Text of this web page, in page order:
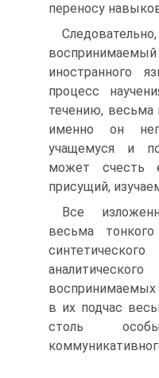
переносу
иностранного
процесс
течению,
именно он
учащемуся и
может счесть
присущий,
Все
весьма
в их подчас
столь